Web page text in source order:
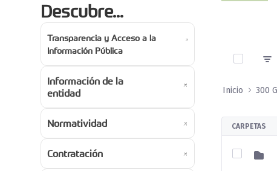
Descubre...
Transparencia y Acceso a la
Información Pública
Información de la
entidad
Normatividad
Contratación
Inicio
CARPETAS